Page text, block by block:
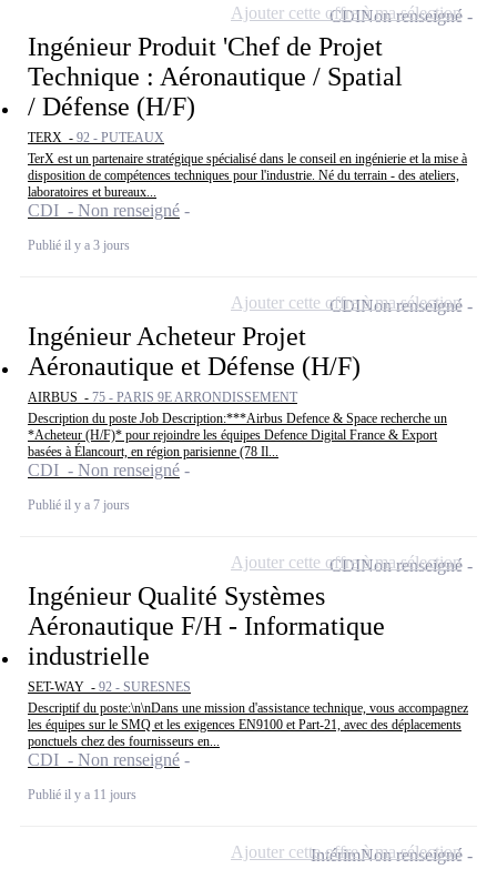
Ingénieur Produit 'Chef de Projet
Technique : Aéronautique / Spatial
/ Défense (H/F)
TERX - 92 - PUTEAUX
TerX est un partenaire stratégique spécialisé dans le conseil en ingénierie et la mise à
disposition de compétences techniques pour l'industrie. Né du terrain - des ateliers,
laboratoires et bureaux...
CDI - Non renseigné
Publié il y a 3 jours
CDINon renseigné
Ajouter cette offre à ma sélection
Ingénieur Acheteur Projet
Aéronautique et Défense (H/F)
AIRBUS - 75 - PARIS 9E ARRONDISSEMENT
Description du poste Job Description:***Airbus Defence & Space recherche un
*Acheteur (H/F)* pour rejoindre les équipes Defence Digital France & Export
basées à Élancourt, en région parisienne (78 Il...
CDI - Non renseigné
Publié il y a 7 jours
CDINon renseigné
Ajouter cette offre à ma sélection
Ingénieur Qualité Systèmes
Aéronautique F/H - Informatique
industrielle
SET-WAY - 92 - SURESNES
Descriptif du poste:\n\nDans une mission d'assistance technique, vous accompagnez
les équipes sur le SMQ et les exigences EN9100 et Part-21, avec des déplacements
ponctuels chez des fournisseurs en...
CDI - Non renseigné
Publié il y a 11 jours
CDINon renseigné
Ajouter cette offre à ma sélection
IntérimNon renseigné
Ajouter cette offre à ma sélection